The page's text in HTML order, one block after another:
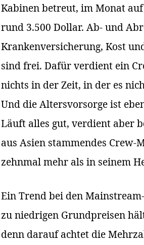
Kabinen betreut, im Monat
rund 3.500 Dollar. Ab- und
Krankenversicherung, Kost
sind frei. Dafür verdient ein
nichts in der Zeit, in der es
Und die Altersvorsorge ist
Läuft alles gut, verdient aber
aus Asien stammendes Crew-
zehnmal mehr als in seinem
Ein Trend bei den
zu niedrigen Grundpreisen
denn darauf achtet die